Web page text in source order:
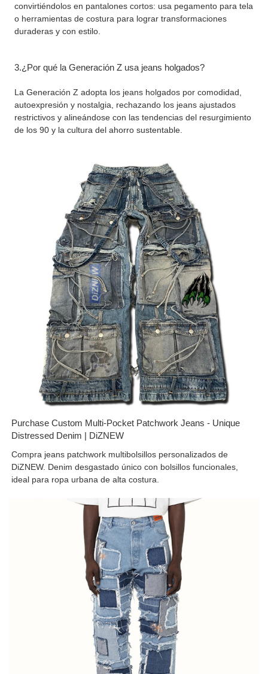
convirtiéndolos en pantalones cortos: usa pegamento para tela
o herramientas de costura para lograr transformaciones
duraderas y con estilo.
3.¿Por qué la Generación Z usa jeans holgados?
La Generación Z adopta los jeans holgados por comodidad,
autoexpresión y nostalgia, rechazando los jeans ajustados
restrictivos y alineándose con las tendencias del resurgimiento
de los 90 y la cultura del ahorro sustentable.
Purchase Custom Multi-Pocket Patchwork Jeans - Unique
Distressed Denim | DiZNEW
Compra jeans patchwork multibolsillos personalizados de
DiZNEW. Denim desgastado único con bolsillos funcionales,
ideal para ropa urbana de alta costura.